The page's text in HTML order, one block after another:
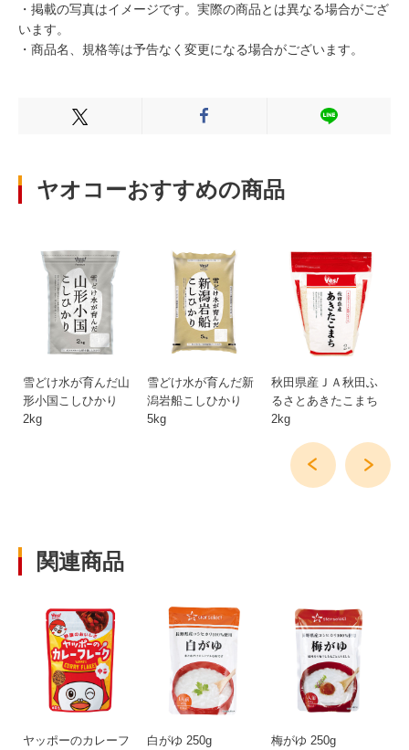
・掲載の写真はイメージです。実際の商品とは異なる場合がござ
います。
・商品名、規格等は予告なく変更になる場合がございます。
Xでシェアする FacebookでシェアするLINEでシェ
ヤオコーおすすめの商品
雪どけ水が育んだ山
形小国こしひかり
2kg
雪どけ水が育んだ新
潟岩船こしひかり
5kg
秋田県産ＪＡ秋田ふ
るさとあきたこまち
2kg
関連商品
ヤッポーのカレーフ
白がゆ 250g 梅がゆ 250g